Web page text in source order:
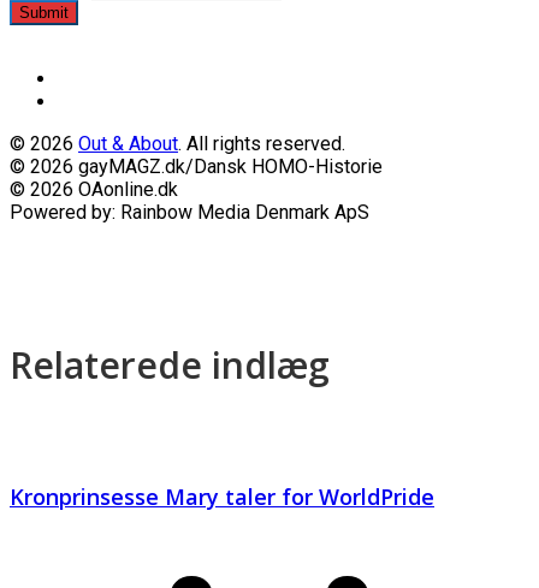
Submit
© 2026 Out & About. All rights reserved.
© 2026 gayMAGZ.dk/Dansk HOMO-Historie
© 2026 OAonline.dk
Powered by: Rainbow Media Denmark ApS
Relaterede indlæg
Kronprinsesse Mary taler for WorldPride